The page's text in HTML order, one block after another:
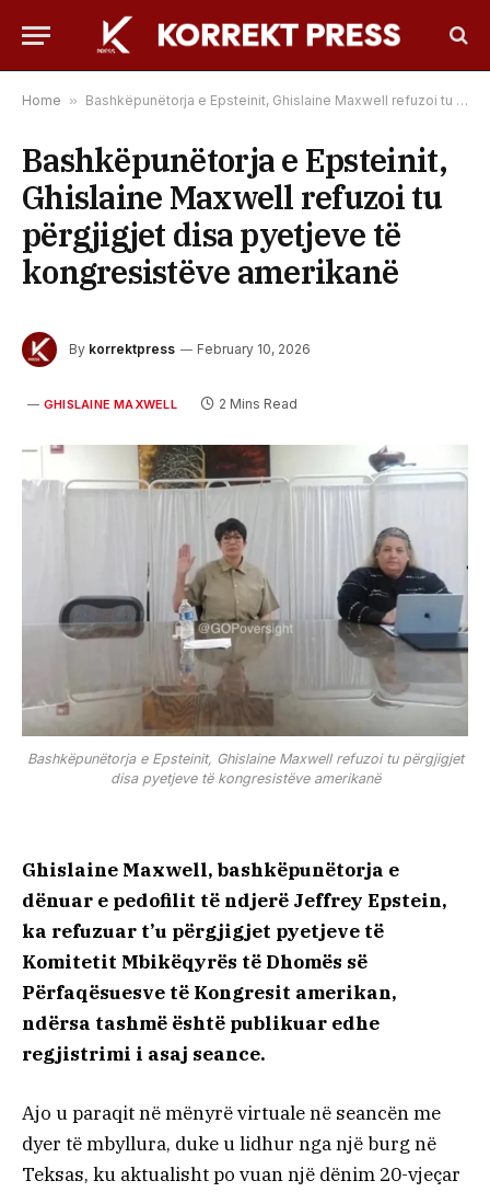
Home » Bashkëpunëtorja e Epsteinit, Ghislaine Maxwell refuzoi tu përgjigjet disa pyetjeve të kongresistëve amerikanë
Bashkëpunëtorja e Epsteinit,
Ghislaine Maxwell refuzoi tu
përgjigjet disa pyetjeve të
kongresistëve amerikanë
By korrektpress February 10, 2026
GHISLAINE MAXWELL 2 Mins Read
Bashkëpunëtorja e Epsteinit, Ghislaine Maxwell refuzoi tu përgjigjet
disa pyetjeve të kongresistëve amerikanë
Ghislaine Maxwell, bashkëpunëtorja e
dënuar e pedofilit të ndjerë Jeffrey Epstein,
ka refuzuar t’u përgjigjet pyetjeve të
Komitetit Mbikëqyrës të Dhomës së
Përfaqësuesve të Kongresit amerikan,
ndërsa tashmë është publikuar edhe
regjistrimi i asaj seance.
Ajo u paraqit në mënyrë virtuale në seancën me
dyer të mbyllura, duke u lidhur nga një burg në
Teksas, ku aktualisht po vuan një dënim 20-vjeçar